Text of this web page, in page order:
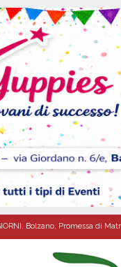
Bolzano, Promessa di